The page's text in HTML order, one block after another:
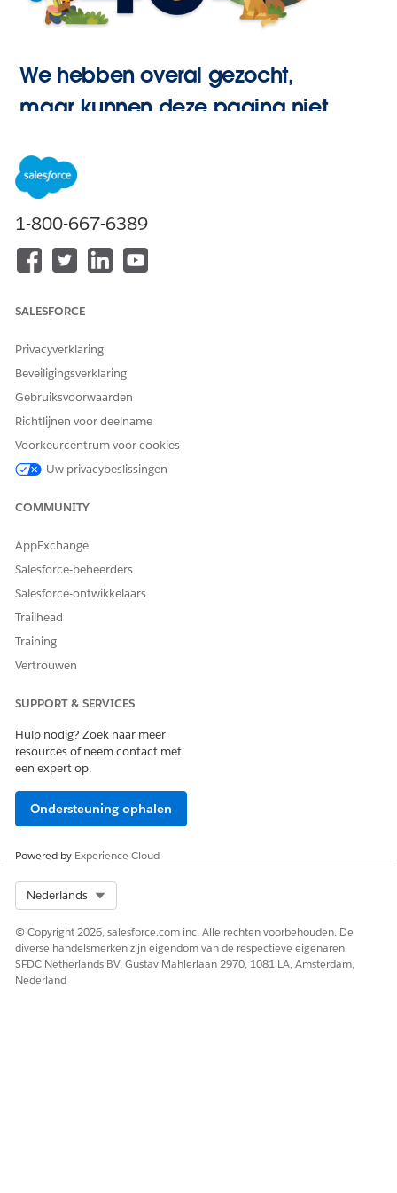
We hebben overal gezocht,
maar kunnen deze pagina niet
1-800-667-6389
SALESFORCE
Privacyverklaring
Beveiligingsverklaring
Gebruiksvoorwaarden
Richtlijnen voor deelname
Voorkeurcentrum voor cookies
Uw privacybeslissingen
COMMUNITY
AppExchange
Salesforce-beheerders
Salesforce-ontwikkelaars
Trailhead
Training
Vertrouwen
SUPPORT & SERVICES
Hulp nodig? Zoek naar meer
resources of neem contact met
een expert op.
Ondersteuning ophalen
Powered by Experience Cloud
Nederlands
© Copyright 2026, salesforce.com inc. Alle rechten voorbehouden. De
diverse handelsmerken zijn eigendom van de respectieve eigenaren.
SFDC Netherlands BV, Gustav Mahlerlaan 2970, 1081 LA, Amsterdam,
Nederland